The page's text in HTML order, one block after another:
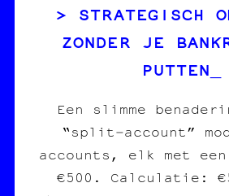
STRATEGISCH
ZONDER JE
PUTTEN
Een slimme
“split‑account”
accounts, elk met
€500. Calculatie: